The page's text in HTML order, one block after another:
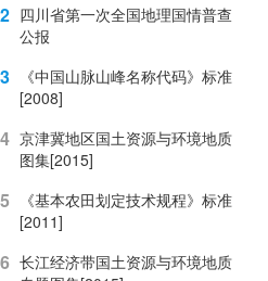
2 四川省第一次全国地理国情普查
公报
3
《中国山脉山峰名称代码》标准
[2008]
4 京津冀地区国土资源与环境地质
图集[2015]
5
《基本农田划定技术规程》标准
[2011]
6 长江经济带国土资源与环境地质